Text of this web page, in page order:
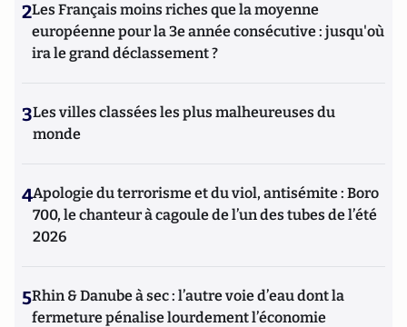
2Les Français moins riches que la moyenne
européenne pour la 3e année consécutive : jusqu'où
ira le grand déclassement ?
3Les villes classées les plus malheureuses du
monde
4Apologie du terrorisme et du viol, antisémite : Boro
700, le chanteur à cagoule de l’un des tubes de l’été
2026
5Rhin & Danube à sec : l’autre voie d’eau dont la
fermeture pénalise lourdement l’économie